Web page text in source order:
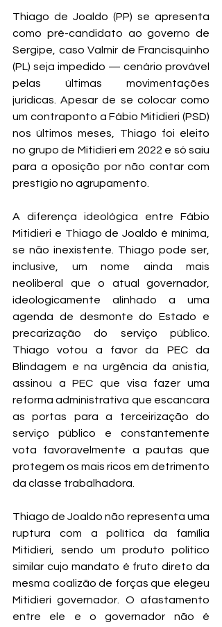
Thiago de Joaldo (PP) se apresenta
como pré-candidato ao governo de
Sergipe, caso Valmir de Francisquinho
(PL) seja impedido — cenário provável
pelas últimas movimentações
jurídicas. Apesar de se colocar como
um contraponto a Fábio Mitidieri (PSD)
nos últimos meses, Thiago foi eleito
no grupo de Mitidieri em 2022 e só saiu
para a oposição por não contar com
prestígio no agrupamento.
A diferença ideológica entre Fábio
Mitidieri e Thiago de Joaldo é mínima,
se não inexistente. Thiago pode ser,
inclusive, um nome ainda mais
neoliberal que o atual governador,
ideologicamente alinhado a uma
agenda de desmonte do Estado e
precarização do serviço público.
Thiago votou a favor da PEC da
Blindagem e na urgência da anistia,
assinou a PEC que visa fazer uma
reforma administrativa que escancara
as portas para a terceirização do
serviço público e constantemente
vota favoravelmente a pautas que
protegem os mais ricos em detrimento
da classe trabalhadora.
Thiago de Joaldo não representa uma
ruptura com a política da família
Mitidieri, sendo um produto político
similar cujo mandato é fruto direto da
mesma coalizão de forças que elegeu
Mitidieri governador. O afastamento
entre ele e o governador não é